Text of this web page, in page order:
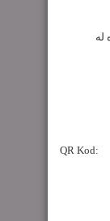
له‌
QR Kod: